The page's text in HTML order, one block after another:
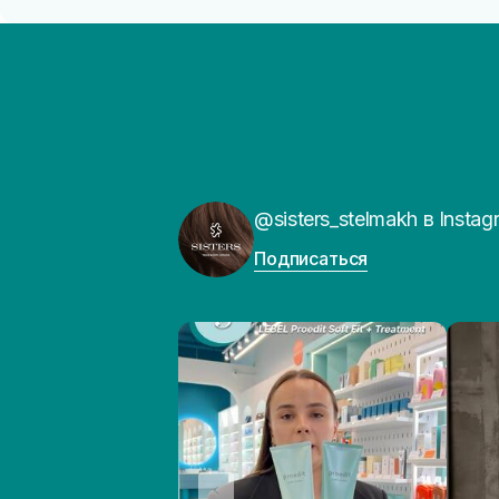
@sisters_stelmakh в
Подписаться